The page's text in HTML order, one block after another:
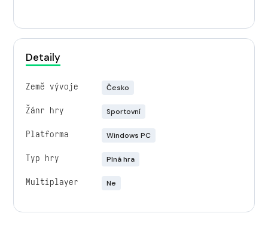
Detaily
Země vývoje Česko
Žánr hry Sportovní
Platforma Windows PC
Typ hry Plná hra
Multiplayer Ne